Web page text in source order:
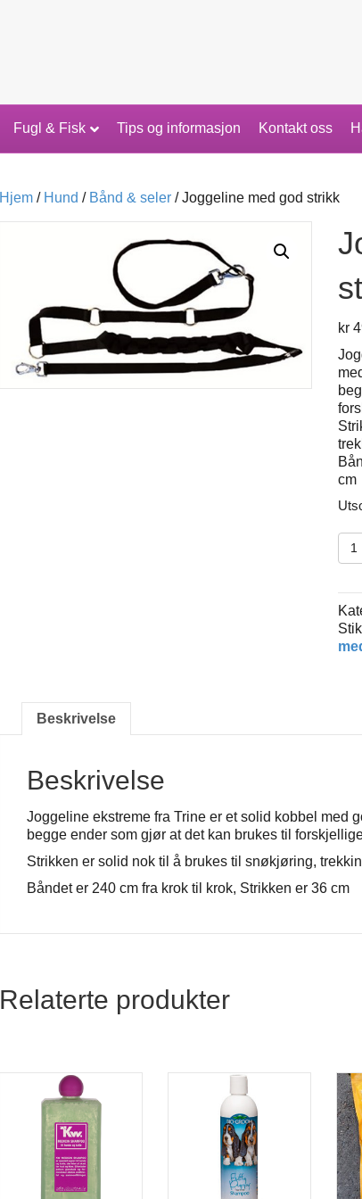
Fugl & Fisk Tips og informasjon Kontakt oss
Hjem/ Hund / Bånd & seler/ Joggeline med god strikk
kr
cm
med
Beskrivelse
Beskrivelse
Joggeline ekstreme fra Trine er et solid kobbel med
begge ender som gjør at det kan brukes til
Strikken er solid nok til å brukes til snøkjøring,
Båndet er 240 cm fra krok til krok, Strikken er 36 cm
Relaterte produkter